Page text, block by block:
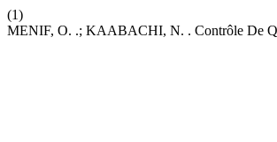
(1)
MENIF, O. .; KAABACHI, N. . Contrôle De